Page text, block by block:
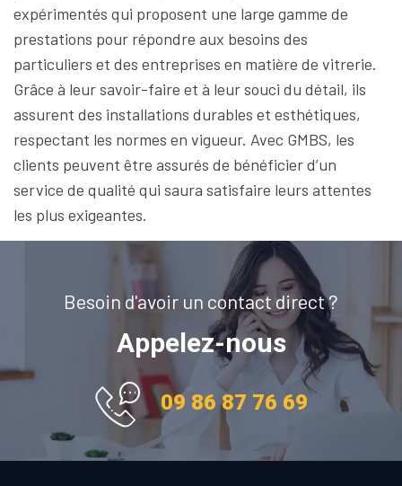
expérimentés qui proposent une large gamme de
prestations pour répondre aux besoins des
particuliers et des entreprises en matière de vitrerie.
Grâce à leur savoir-faire et à leur souci du détail, ils
assurent des installations durables et esthétiques,
respectant les normes en vigueur. Avec GMBS, les
clients peuvent être assurés de bénéficier d’un
service de qualité qui saura satisfaire leurs attentes
les plus exigeantes.
Besoin d'avoir un contact direct ?
Appelez-nous
09 86 87 76 69